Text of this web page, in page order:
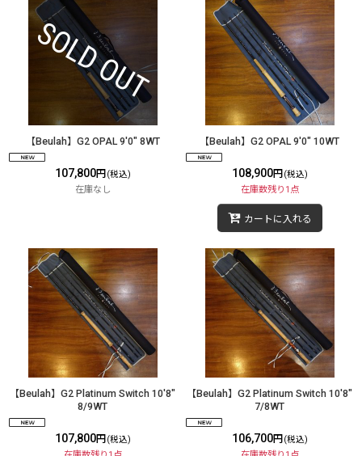
【Beulah】G2 OPAL 9'0" 8WT
107,800円 (税込)
在庫なし
【Beulah】G2 OPAL 9'0" 10WT
108,900円 (税込)
在庫数残り1点
カートに入れる
【Beulah】G2 Platinum Switch 10'8"
8/9WT
107,800円 (税込)
【Beulah】G2 Platinum Switch 10'8"
7/8WT
106,700円 (税込)